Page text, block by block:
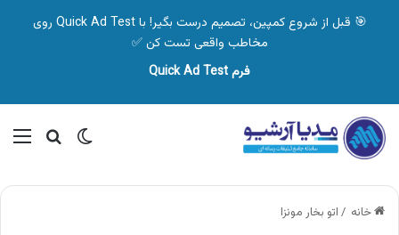
🎯 قبل از شروع کمپین، تصمیم درست بگیر! با Quick Ad Test روی
مخاطب واقعی تست کن ✅
فرم Quick Ad Test
تغییر پوسته
خانه / اتو بخار مونزا